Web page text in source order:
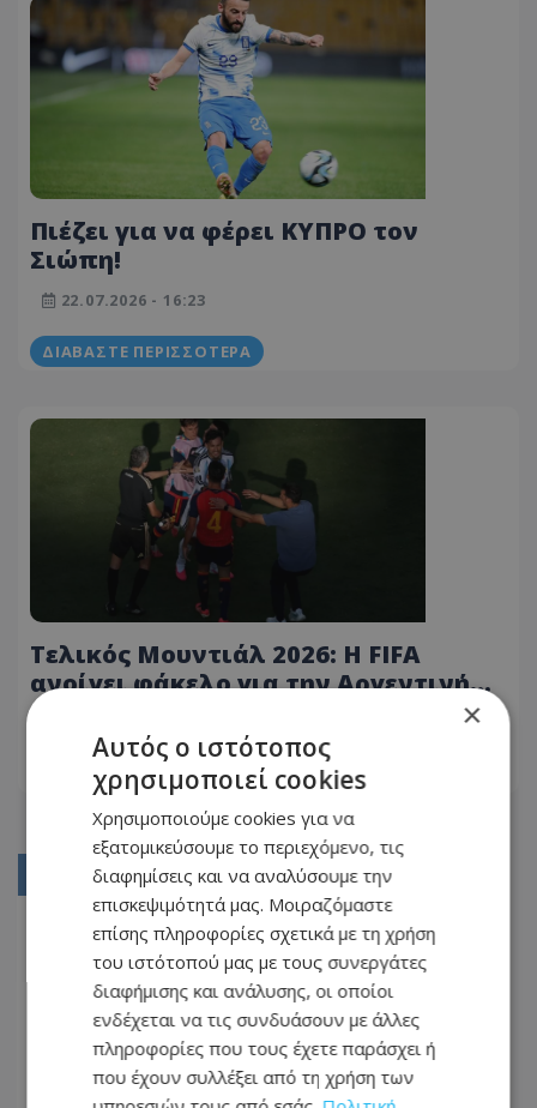
Πιέζει για να φέρει ΚΥΠΡΟ τον
Σιώπη!
22.07.2026 - 16:23
ΔΙΑΒΆΣΤΕ ΠΕΡΙΣΣΌΤΕΡΑ
Τελικός Μουντιάλ 2026: Η FIFA
ανοίγει φάκελο για την Αργεντινή
μετά τον τελικό
ΔΙΑΒΆΣΤΕ ΠΕΡΙΣΣΌΤΕΡΑ
01
02
03
04
05
...
×
Αυτός ο ιστότοπος
χρησιμοποιεί cookies
Χρησιμοποιούμε cookies για να
εξατομικεύσουμε το περιεχόμενο, τις
διαφημίσεις και να αναλύσουμε την
επισκεψιμότητά μας. Μοιραζόμαστε
επίσης πληροφορίες σχετικά με τη χρήση
του ιστότοπού μας με τους συνεργάτες
διαφήμισης και ανάλυσης, οι οποίοι
ενδέχεται να τις συνδυάσουν με άλλες
πληροφορίες που τους έχετε παράσχει ή
που έχουν συλλέξει από τη χρήση των